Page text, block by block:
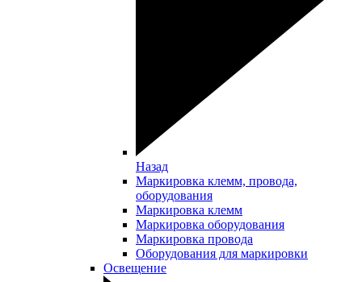
Назад
Маркировка клемм, провода,
оборудования
Маркировка клемм
Маркировка оборудования
Маркировка провода
Оборудования для маркировки
Освещение